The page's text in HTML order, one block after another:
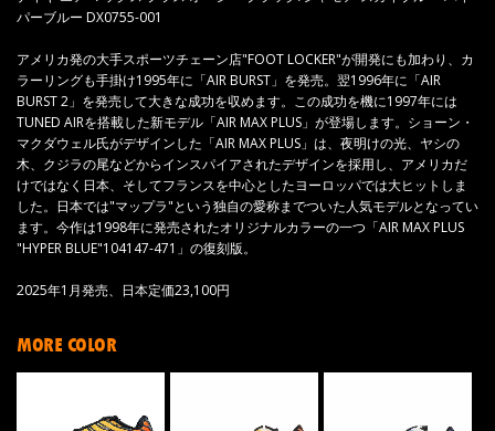
パーブルー DX0755-001
アメリカ発の大手スポーツチェーン店"FOOT LOCKER"が開発にも加わり、カ
ラーリングも手掛け1995年に「AIR BURST」を発売。翌1996年に「AIR
BURST 2」を発売して大きな成功を収めます。この成功を機に1997年には
TUNED AIRを搭載した新モデル「AIR MAX PLUS」が登場します。ショーン・
マクダウェル氏がデザインした「AIR MAX PLUS」は、夜明けの光、ヤシの
木、クジラの尾などからインスパイアされたデザインを採用し、アメリカだ
けではなく日本、そしてフランスを中心としたヨーロッパでは大ヒットしま
した。日本では"マップラ"という独自の愛称までついた人気モデルとなってい
ます。今作は1998年に発売されたオリジナルカラーの一つ「AIR MAX PLUS
"HYPER BLUE"104147-471」の復刻版。
2025年1月発売、日本定価23,100円
MORE COLOR